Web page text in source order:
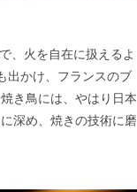
、火を自在に扱えるよ
出かけ、フランスのブ
き鳥には、やはり日本
深め、焼きの技術に磨